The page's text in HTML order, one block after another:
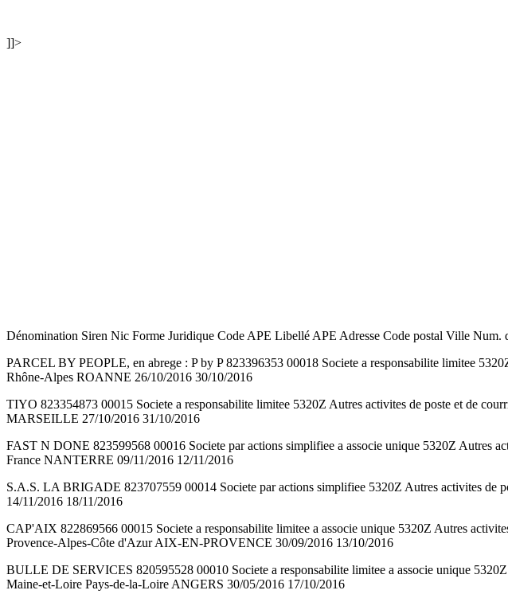
]]>
Dénomination Siren Nic Forme Juridique Code APE Libellé APE Adresse Code postal Ville
PARCEL BY PEOPLE, en abrege : P by P 823396353 00018 Societe a responsabilite limitee
Rhône-Alpes ROANNE 26/10/2016 30/10/2016
TIYO 823354873 00015 Societe a responsabilite limitee 5320Z Autres activites de poste et de
MARSEILLE 27/10/2016 31/10/2016
FAST N DONE 823599568 00016 Societe par actions simplifiee a associe unique 5320Z
France NANTERRE 09/11/2016 12/11/2016
S.A.S. LA BRIGADE 823707559 00014 Societe par actions simplifiee 5320Z Autres activites
14/11/2016 18/11/2016
CAP'AIX 822869566 00015 Societe a responsabilite limitee a associe unique 5320Z Autres
Provence-Alpes-Côte d'Azur AIX-EN-PROVENCE 30/09/2016 13/10/2016
BULLE DE SERVICES 820595528 00010 Societe a responsabilite limitee a associe unique
Maine-et-Loire Pays-de-la-Loire ANGERS 30/05/2016 17/10/2016